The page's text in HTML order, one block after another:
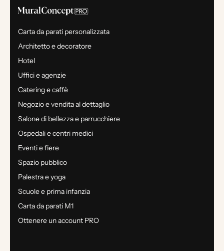
Carta da parati personalizzata
Architetto e decoratore
Hotel
Uffici e agenzie
Catering e caffè
Negozio e vendita al dettaglio
Salone di bellezza e parrucchiere
Ospedali e centri medici
Eventi e fiere
Spazio pubblico
Palestra e yoga
Scuole e prima infanzia
Carta da parati M1
Ottenere un account PRO